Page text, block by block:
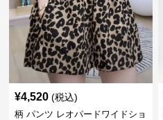
¥4,520 (税込)
柄 パンツ レオパードワイドショ